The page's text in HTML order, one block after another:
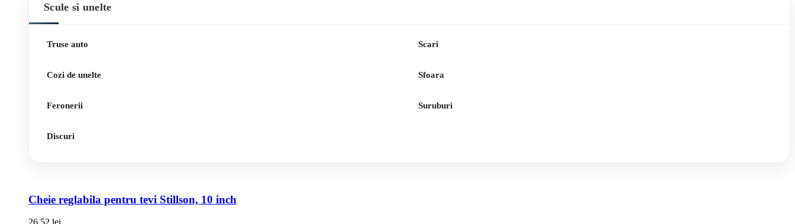
Scule si unelte
Truse auto
Cozi de unelte
Feronerii
Discuri
Scari
Sfoara
Suruburi
Cheie reglabila pentru tevi Stillson, 10 inch